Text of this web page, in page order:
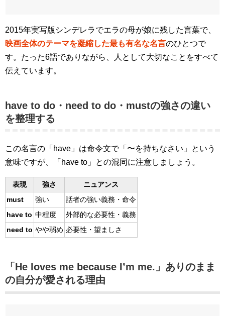
2015年実写版シンデレラでエラの母が娘に残した言葉で、
映画全体のテーマを凝縮した最も有名な名言のひとつで
す。たった6語でありながら、人として大切なことをすべて
伝えています。
have to do・need to do・mustの強さの違い
を整理する
この名言の「have」は命令文で「〜を持ちなさい」という
意味ですが、「have to」との混同に注意しましょう。
表現 強さ
ニュアンス
must
強い
話者の強い義務・命令
have to 中程度
外部的な必要性・義務
need to やや弱め 必要性・望ましさ
「He loves me because I’m me.」ありのまま
の自分が愛される理由